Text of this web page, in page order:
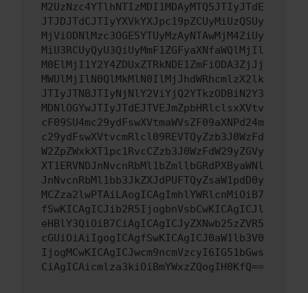
M2UzNzc4YTlhNTIzMDI1MDAyMTQ5JTIyJTdE
JTJDJTdCJTIyYXVkYXJpc19pZCUyMiUzQSUy
MjViODNlMzc3OGE5YTUyMzAyNTAwMjM4ZiUy
MiU3RCUyQyU3QiUyMmF1ZGFyaXNfaWQlMjIl
M0ElMjI1Y2Y4ZDUxZTRkNDE1ZmFiODA3ZjJj
MWUlMjIlN0QlMkMlN0IlMjJhdWRhcmlzX2lk
JTIyJTNBJTIyNjNlY2ViYjQ2YTkzODBiN2Y3
MDNlOGYwJTIyJTdEJTVEJmZpbHRlclsxXVtv
cF09SU4mc29ydFswXVtmaWVsZF09aXNPd24m
c29ydFswXVtvcmRlcl09REVTQyZzb3J0WzFd
W2ZpZWxkXT1pc1RvcCZzb3J0WzFdW29yZGVy
XT1ERVNDJnNvcnRbMl1bZmllbGRdPXByaWNl
JnNvcnRbMl1bb3JkZXJdPUFTQyZsaW1pdD0y
MCZza2lwPTAiLAogICAgImhlYWRlcnMiOiB7
fSwKICAgICJib2R5IjogbnVsbCwKICAgICJl
eHBlY3QiOiB7CiAgICAgICJyZXNwb25zZVR5
cGUiOiAiIgogICAgfSwKICAgICJ0aW1lb3V0
IjogMCwKICAgICJwcm9ncmVzcyI6IG51bGws
CiAgICAicmlza3kiOiBmYWxzZQogIH0KfQ==